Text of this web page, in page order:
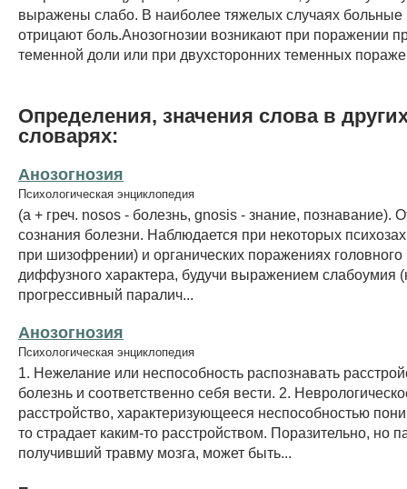
выражены слабо. В наиболее тяжелых случаях больные
отрицают боль.Анозогнозии возникают при поражении
теменной доли или при двухсторонних теменных
Определения, значения слова в
словарях:
Анозогнозия
Психологическая энциклопедия
(а + греч. nosos - болезнь, gnosis - знание, познавание).
сознания болезни. Наблюдается при некоторых
при шизофрении) и органических поражениях головного
диффузного характера, будучи выражением слабоумия
прогрессивный паралич...
Анозогнозия
Психологическая энциклопедия
1. Нежелание или неспособность распознавать
болезнь и соответственно себя вести. 2.
расстройство, характеризующееся неспособностью
то страдает каким-то расстройством. Поразительно, но
получивший травму мозга, может быть...